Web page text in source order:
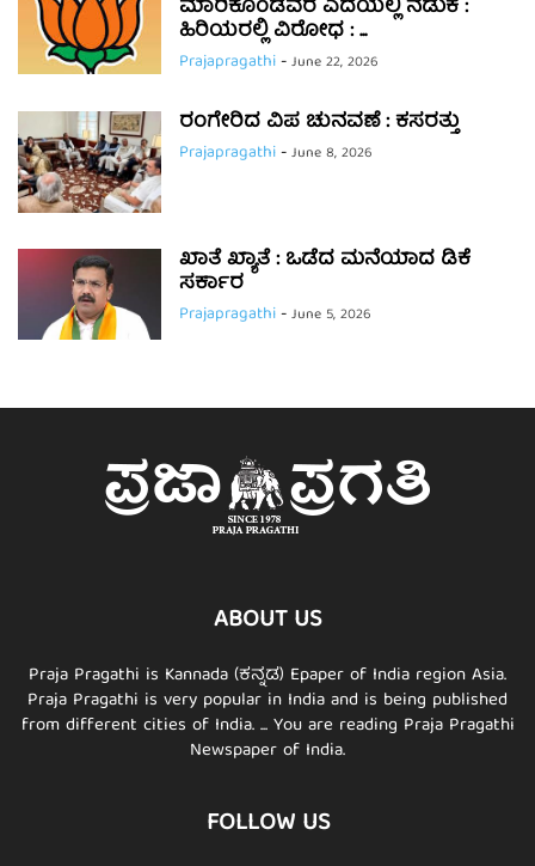
ಮಾರಿಕೊಂಡವರ ಎದೆಯಲ್ಲಿ ನಡುಕ :
ಹಿರಿಯರಲ್ಲಿ ವಿರೋಧ : ...
Prajapragathi-June 22, 2026
ರಂಗೇರಿದ ವಿಪ ಚುನವಣೆ : ಕಸರತ್ತು
Prajapragathi-June 8, 2026
ಖಾತೆ ಖ್ಯಾತೆ : ಒಡೆದ ಮನೆಯಾದ ಡಿಕೆ
ಸರ್ಕಾರ
Prajapragathi-June 5, 2026
ABOUT US
Praja Pragathi is Kannada (ಕನ್ನಡ) Epaper of India region Asia.
Praja Pragathi is very popular in India and is being published
from different cities of India. ... You are reading Praja Pragathi
Newspaper of India.
FOLLOW US